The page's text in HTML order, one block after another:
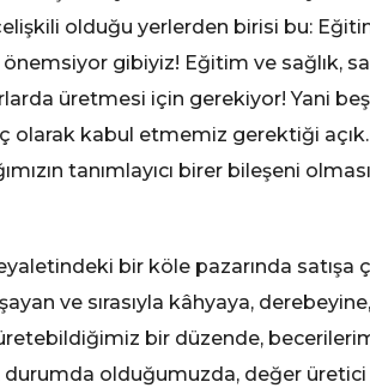
olduğu yerlerden birisi bu:
gibiyiz! Eğitim ve sağlık,
üretmesi için gerekiyor! Yani
olarak kabul etmemiz gerektiği
tanımlayıcı birer bileşeni
bir köle pazarında satışa
ve sırasıyla kâhyaya,
bir düzende,
durumda olduğumuzda, değer